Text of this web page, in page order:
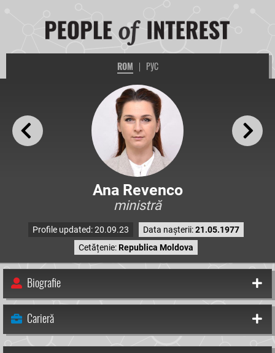
ROM | РУС
Ana Revenco
ministră
Profile updated: 20.09.23 Data nașterii:21.05.1977
Cetățenie:Republica Moldova
Biografie
Carieră